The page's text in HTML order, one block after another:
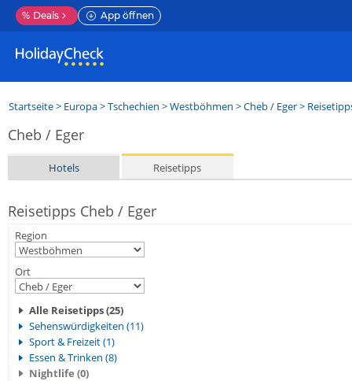
% Deals App öffnen
Startseite> Europa>Tschechien >Westböhmen >Cheb / Eger>
Cheb / Eger
Hotels Reisetipps
Reisetipps Cheb / Eger
Region
Ort
Alle Reisetipps (25)
Sehenswürdigkeiten (11)
Sport & Freizeit (1)
Essen & Trinken (8)
Nightlife (0)